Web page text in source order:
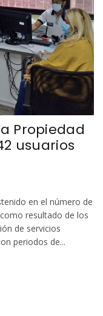
Propiedad
usuarios
en el número de
resultado de los
de servicios
periodos de...